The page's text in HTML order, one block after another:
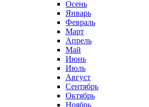
Осень
Январь
Февраль
Март
Апрель
Май
Июнь
Июль
Август
Сентябрь
Октябрь
Ноябрь